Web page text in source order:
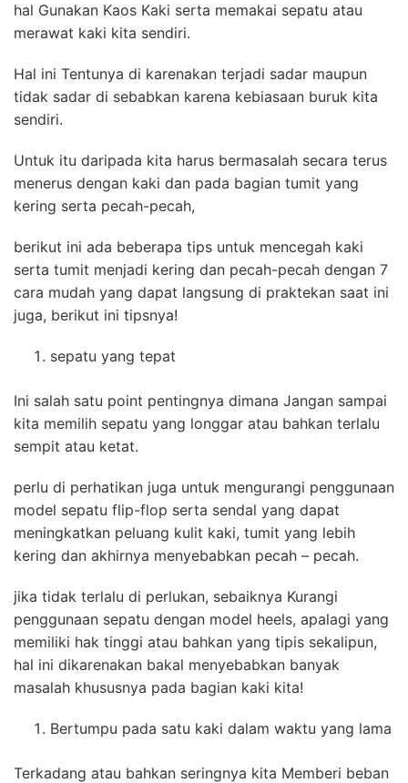
hal Gunakan Kaos Kaki serta memakai sepatu atau
merawat kaki kita sendiri.
Hal ini Tentunya di karenakan terjadi sadar maupun
tidak sadar di sebabkan karena kebiasaan buruk kita
sendiri.
Untuk itu daripada kita harus bermasalah secara terus
menerus dengan kaki dan pada bagian tumit yang
kering serta pecah-pecah,
berikut ini ada beberapa tips untuk mencegah kaki
serta tumit menjadi kering dan pecah-pecah dengan 7
cara mudah yang dapat langsung di praktekan saat ini
juga, berikut ini tipsnya!
sepatu yang tepat
Ini salah satu point pentingnya dimana Jangan sampai
kita memilih sepatu yang longgar atau bahkan terlalu
sempit atau ketat.
perlu di perhatikan juga untuk mengurangi penggunaan
model sepatu flip-flop serta sendal yang dapat
meningkatkan peluang kulit kaki, tumit yang lebih
kering dan akhirnya menyebabkan pecah – pecah.
jika tidak terlalu di perlukan, sebaiknya Kurangi
penggunaan sepatu dengan model heels, apalagi yang
memiliki hak tinggi atau bahkan yang tipis sekalipun,
hal ini dikarenakan bakal menyebabkan banyak
masalah khususnya pada bagian kaki kita!
Bertumpu pada satu kaki dalam waktu yang lama
Terkadang atau bahkan seringnya kita Memberi beban